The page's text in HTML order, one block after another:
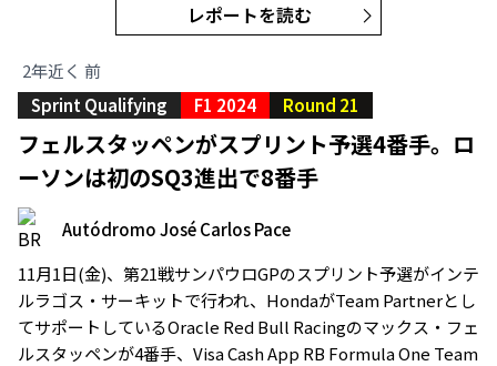
レポートを読む
2年近く 前
Sprint Qualifying
F1 2024 Round 21
フェルスタッペンがスプリント予選4番手。ロ
ーソンは初のSQ3進出で8番手
Autódromo José Carlos Pace
11月1日(金)、第21戦サンパウロGPのスプリント予選がインテ
ルラゴス・サーキットで行われ、HondaがTeam Partnerとし
てサポートしているOracle Red Bull Racingのマックス・フェ
ルスタッペンが4番手、Visa Cash App RB Formula One Team